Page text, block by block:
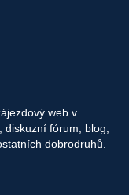
web v
diskuzní fórum, blog,
dobrodruhů.